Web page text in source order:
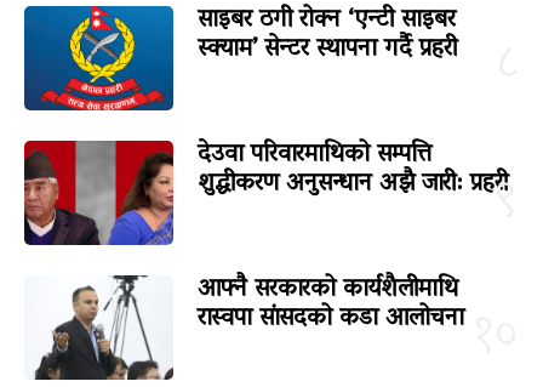
साइबर ठगी रोक्न ‘एन्टी साइबर
स्क्याम’ सेन्टर स्थापना गर्दै प्रहरी
९
देउवा परिवारमाथिको सम्पत्ति
शुद्धीकरण अनुसन्धान अझै जारी: प्रहरी
आफ्नै सरकारको कार्यशैलीमाथि
रास्वपा सांसदको कडा आलोचना